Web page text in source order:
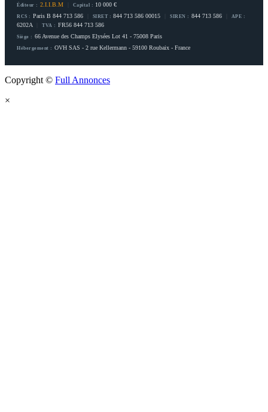
Éditeur : 2.I.I.B.M Capital : 10 000 €
RCS : Paris B 844 713 586 SIRET : 844 713 586 00015 SIREN : 844 713 586 APE :
6202A TVA : FR56 844 713 586
Siège : 66 Avenue des Champs Elysées Lot 41 - 75008 Paris
Hébergement : OVH SAS - 2 rue Kellermann - 59100 Roubaix - France
Copyright © Full Annonces
×